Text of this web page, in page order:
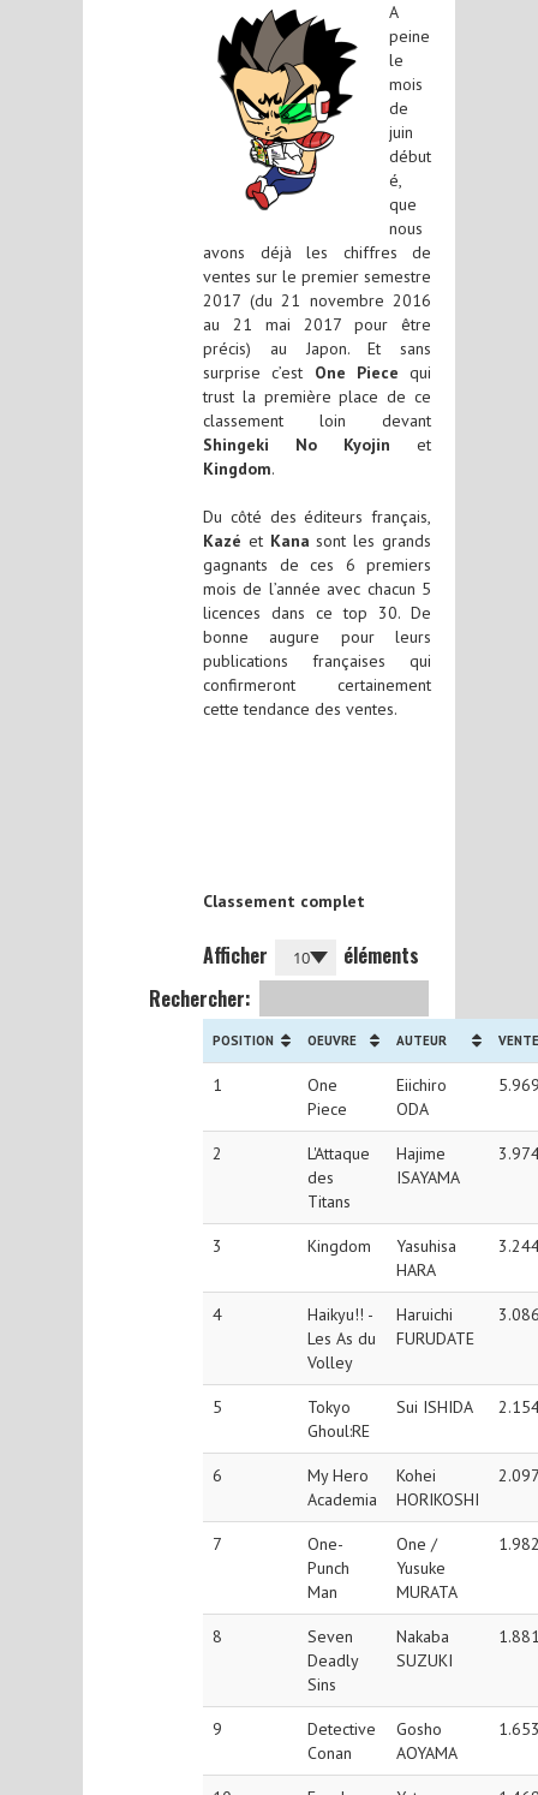
A
peine
le
mois
de
juin
début
é,
que
nous
avons déjà les chiffres de
ventes sur le premier semestre
2017 (du 21 novembre 2016
au 21 mai 2017 pour être
précis) au Japon. Et sans
surprise c’est One Piece qui
trust la première place de ce
classement loin devant
Shingeki No Kyojin et
Kingdom.
Du côté des éditeurs français,
Kazé et Kana sont les grands
gagnants de ces 6 premiers
mois de l’année avec chacun 5
licences dans ce top 30. De
bonne augure pour leurs
publications françaises qui
confirmeront certainement
cette tendance des ventes.
Classement complet
Afficher
éléments
Rechercher:
POSITION OEUVRE AUTEUR
1
One
Piece
Eiichiro
ODA
2
L'Attaque
des
Titans
Hajime
ISAYAMA
3 Kingdom
Yasuhisa
HARA
4
Haikyu!! -
Les As du
Volley
Haruichi
FURUDATE
5
Tokyo
Ghoul:RE
Sui ISHIDA
6
My Hero
Academia
Kohei
HORIKOSHI
7
One-
Punch
Man
One /
Yusuke
MURATA
8
Seven
Deadly
Sins
Nakaba
SUZUKI
9
Detective
Conan
Gosho
AOYAMA